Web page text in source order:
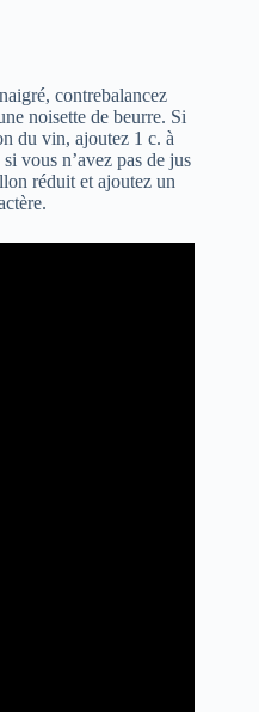
contrebalancez
noisette de beurre. Si
du vin, ajoutez 1 c. à
vous n’avez pas de jus
réduit et ajoutez un